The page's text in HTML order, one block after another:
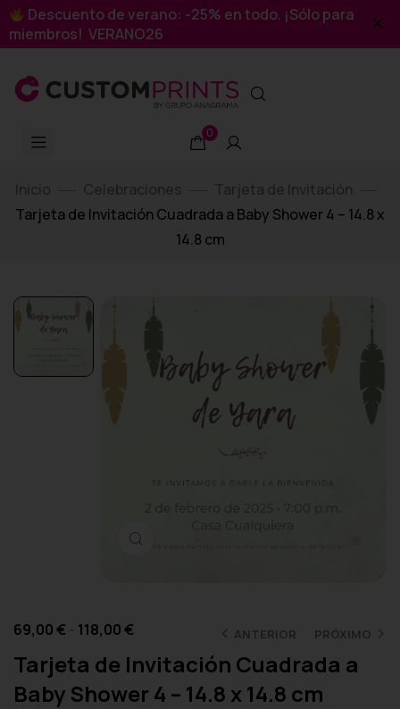
Descuento de verano: -25% en todo. ¡Sólo para
miembros! VERANO26
0
Inicio Celebraciones
Tarjeta de Invitación
Tarjeta de Invitación Cuadrada a Baby Shower 4 – 14.8 x
14.8 cm
ANTERIOR PRÓXIMO
69,00€ 118,00€
Tarjeta de Invitación Cuadrada a
Baby Shower 4 – 14.8 x 14.8 cm